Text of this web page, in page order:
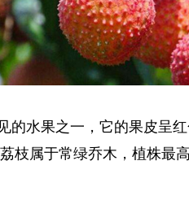
的水果之一，它的果皮呈
枝属于常绿乔木，植株最